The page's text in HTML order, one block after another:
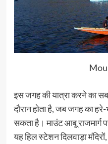
इस जगह की यात्रा करने का
दौरान होता है, जब जगह का
सकता है। माउंट आबू राजमार्ग
यह हिल स्टेशन दिलवाड़ा